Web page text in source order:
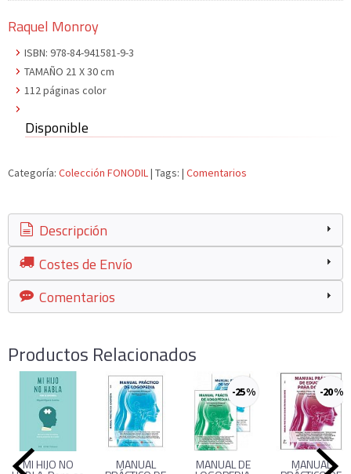
Raquel Monroy
ISBN: 978-84-941581-9-3
TAMAÑO 21 X 30 cm
112 páginas color
Disponible
Categoría: Colección FONODIL| Tags: | Comentarios
Descripción
Costes de Envío
Comentarios
Productos Relacionados
MI HIJO NO MANUAL
-25 %
MANUAL DE
-20 %
MANUAL